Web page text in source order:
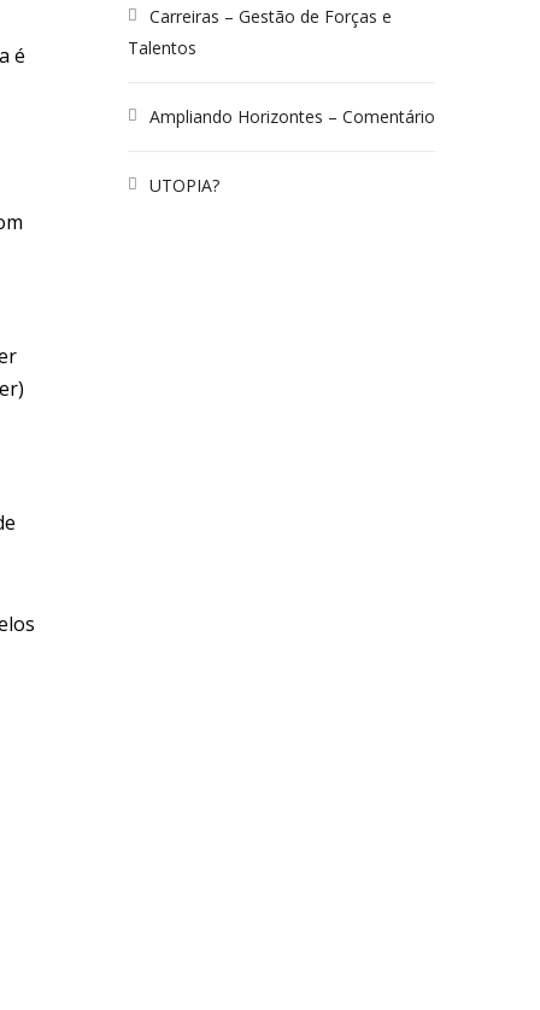
é
Carreiras – Gestão de Forças e
Talentos
Ampliando Horizontes – Comentário
UTOPIA?